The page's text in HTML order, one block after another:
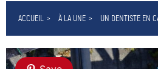
ACCUEIL À LA UNE UN DENTISTE EN